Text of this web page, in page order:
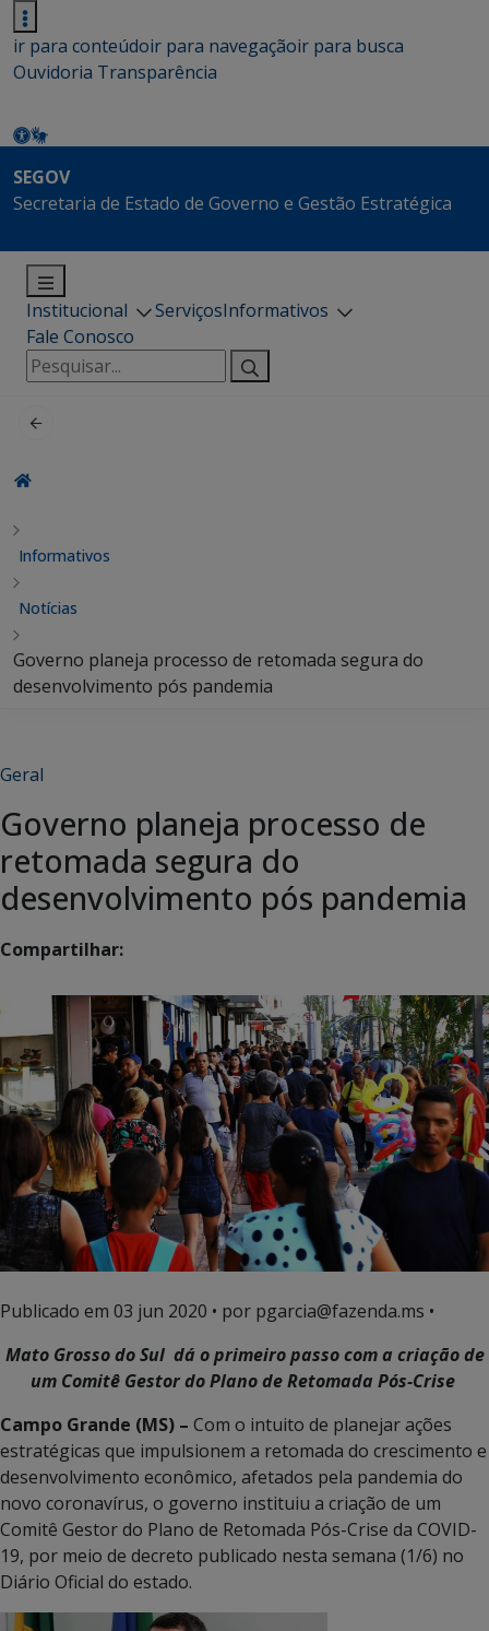
ir para conteúdoir para navegaçãoir para busca
Ouvidoria Transparência
SEGOV
Secretaria de Estado de Governo e Gestão Estratégica
Institucional ServiçosInformativos
Fale Conosco
Pesquisar
por:
Informativos
Notícias
Governo planeja processo de retomada segura do
desenvolvimento pós pandemia
Geral
Governo planeja processo de
retomada segura do
desenvolvimento pós pandemia
Compartilhar:
Publicado em 03 jun 2020 • por pgarcia@fazenda.ms •
Mato Grosso do Sul dá o primeiro passo com a criação de
um Comitê Gestor do Plano de Retomada Pós-Crise
Campo Grande (MS) – Com o intuito de planejar ações
estratégicas que impulsionem a retomada do crescimento e
desenvolvimento econômico, afetados pela pandemia do
novo coronavírus, o governo instituiu a criação de um
Comitê Gestor do Plano de Retomada Pós-Crise da COVID-
19, por meio de decreto publicado nesta semana (1/6) no
Diário Oficial do estado.